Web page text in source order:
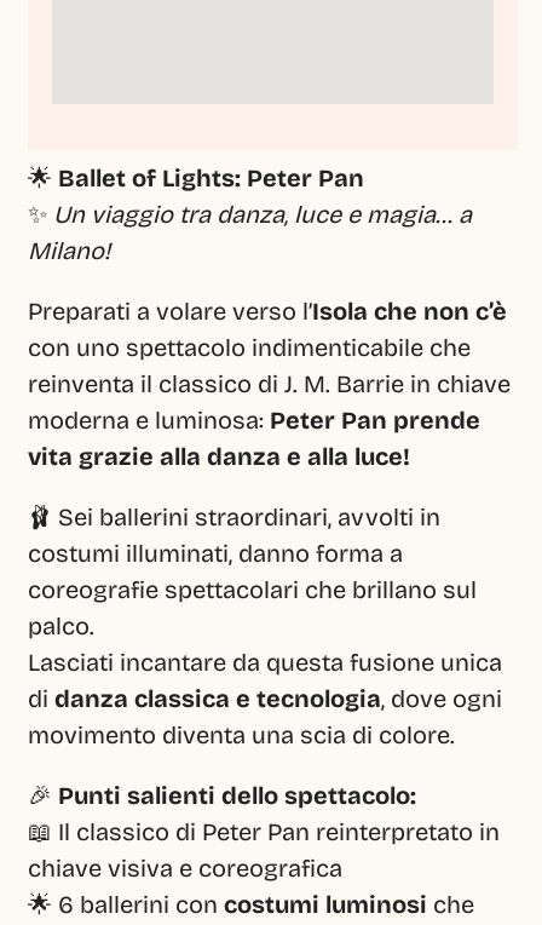
🌟 Ballet of Lights: Peter Pan
✨ Un viaggio tra danza, luce e magia… a
Milano!
Preparati a volare verso l’Isola che non c’è
con uno spettacolo indimenticabile che
reinventa il classico di J. M. Barrie in chiave
moderna e luminosa: Peter Pan prende
vita grazie alla danza e alla luce!
🩰 Sei ballerini straordinari, avvolti in
costumi illuminati, danno forma a
coreografie spettacolari che brillano sul
palco.
Lasciati incantare da questa fusione unica
di danza classica e tecnologia, dove ogni
movimento diventa una scia di colore.
🎉 Punti salienti dello spettacolo:
📖 Il classico di Peter Pan reinterpretato in
chiave visiva e coreografica
🌟 6 ballerini con costumi luminosi che